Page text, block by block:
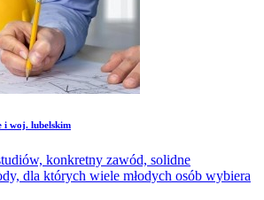
i woj. lubelskim
konkretny zawód, solidne
dla których wiele młodych osób wybiera